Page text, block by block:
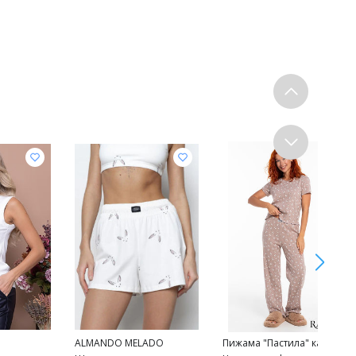
ALMANDO MELADO
Пижама "Пастила" какао